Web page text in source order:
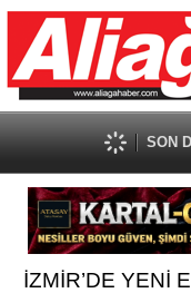
SON
İZMİR’DE YENİ